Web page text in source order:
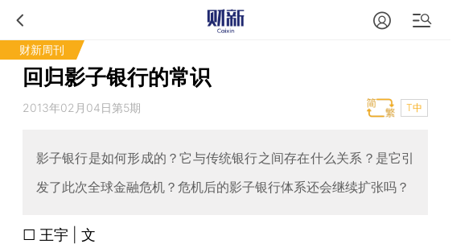
财新周刊
回归影子银行的常识
2013年02月04日第5期 T中
影子银行是如何形成的？它与传统银行之间存在什么关系？是它引
发了此次全球金融危机？危机后的影子银行体系还会继续扩张吗？
□ 王宇 | 文